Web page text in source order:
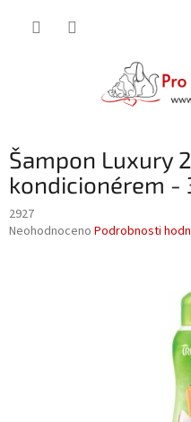
Šampon Luxury
kondicionérem -
2927
Průměrné
Neohodnoceno Podrobnosti